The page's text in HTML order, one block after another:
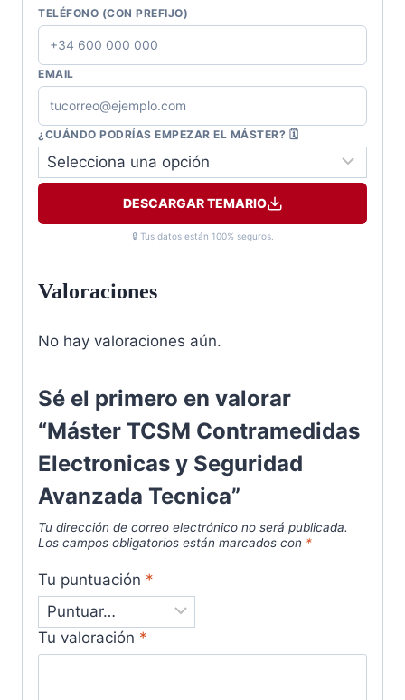
TELÉFONO (CON PREFIJO)
EMAIL
¿CUÁNDO PODRÍAS EMPEZAR EL MÁSTER? 🗓️
DESCARGAR TEMARIO
🔒 Tus datos están 100% seguros.
Valoraciones
No hay valoraciones aún.
Sé el primero en valorar
“Máster TCSM Contramedidas
Electronicas y Seguridad
Avanzada Tecnica”
Tu dirección de correo electrónico no será publicada.
Los campos obligatorios están marcados con *
Tu puntuación *
Tu valoración *